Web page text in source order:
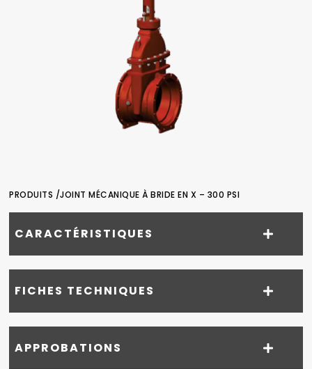
PRODUITS /JOINT MÉCANIQUE À BRIDE EN X – 300 PSI
CARACTÉRISTIQUES
FICHES TECHNIQUES
APPROBATIONS